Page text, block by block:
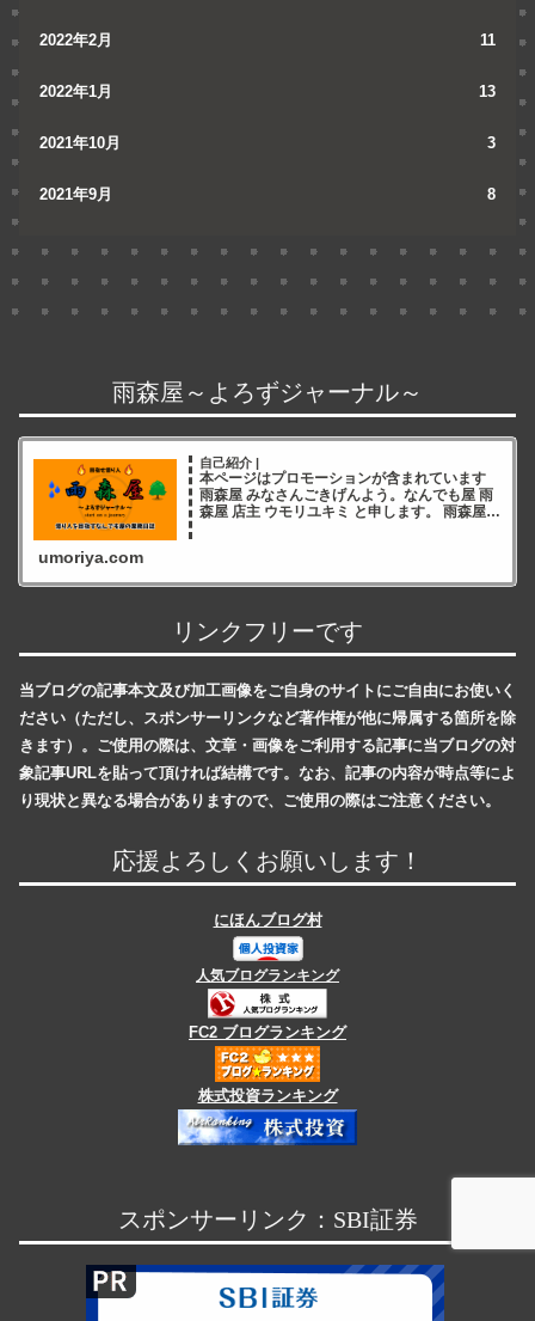
2022年2月 11
2022年1月 13
2021年10月 3
2021年9月 8
雨森屋～よろずジャーナル～
自己紹介 |
本ページはプロモーションが含まれています
雨森屋 みなさんごきげんよう。なんでも屋 雨
森屋 店主 ウモリユキミ と申します。 雨森屋店
umoriya.com
リンクフリーです
当ブログの記事本文及び加工画像をご自身のサイトにご自由にお使いく
ださい（ただし、スポンサーリンクなど著作権が他に帰属する箇所を除
きます）。ご使用の際は、文章・画像をご利用する記事に当ブログの対
象記事URLを貼って頂ければ結構です。なお、記事の内容が時点等によ
り現状と異なる場合がありますので、ご使用の際はご注意ください。
応援よろしくお願いします！
にほんブログ村
人気ブログランキング
FC2 ブログランキング
株式投資ランキング
スポンサーリンク：SBI証券